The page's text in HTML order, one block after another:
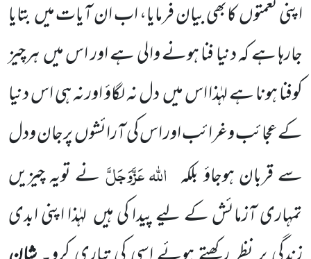
اپنی نعمتوں کابھی بیان فرمایا، اب ان آیات میں بتایا
جارہا ہے کہ دنیا فنا ہونے والی ہے اور اس میں ہرچیز
کوفنا ہونا ہے لہٰذا اس میں دل نہ لگاؤ اور نہ ہی اس دنیا
کے عجائب وغرائب اور اس کی آرائشوں پرجان ودل
سے قربان ہوجاؤ بلکہ اللہعَزَّوَجَلَّنے تویہ چیزیں
تمہاری آزمائش کے لیے پیدا کی ہیں لہٰذا اپنی ابدی